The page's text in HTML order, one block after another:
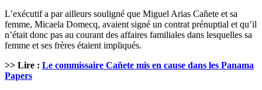
L’exécutif a par ailleurs souligné que Miguel Arias Cañete et sa
femme, Micaela Domecq, avaient signé un contrat prénuptial et qu’il
n’était donc pas au courant des affaires familiales dans lesquelles sa
femme et ses frères étaient impliqués.
>> Lire : Le commissaire Cañete mis en cause dans les Panama
Papers